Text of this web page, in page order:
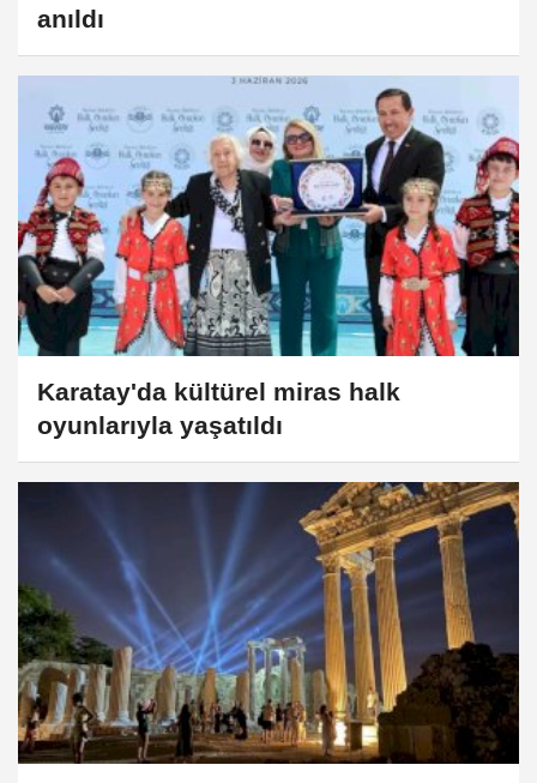
anıldı
Karatay'da kültürel miras halk
oyunlarıyla yaşatıldı